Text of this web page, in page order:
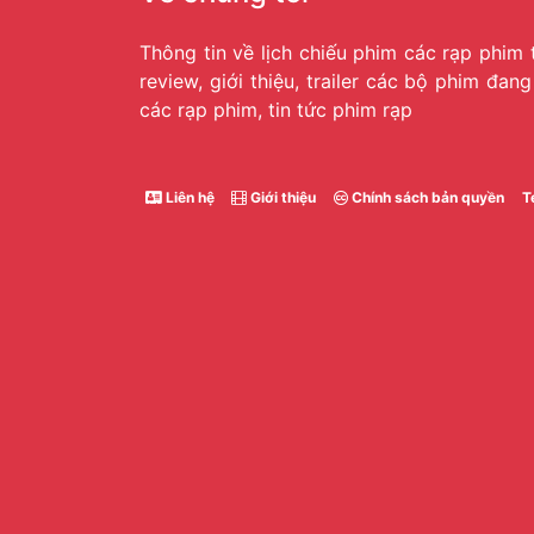
Thông tin về lịch chiếu phim các rạp phim
review, giới thiệu, trailer các bộ phim
các rạp phim, tin tức phim rạp
Liên hệ Giới thiệu Chính sách bản quyền